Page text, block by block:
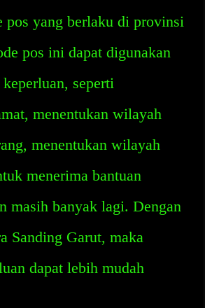
pos yang berlaku di provinsi
pos ini dapat digunakan
seperti
menentukan wilayah
menentukan wilayah
menerima bantuan
masih banyak lagi. Dengan
Sanding Garut, maka
dapat lebih mudah